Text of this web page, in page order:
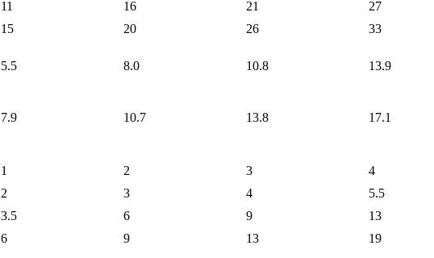
11 16 21
27
15 20 26
33
5.5 8.0 10.8 13.9
7.9 10.7 13.8 17.1
1 2 3
4
2 3 4
5.5
3.5 6 9
13
6 9 13 19